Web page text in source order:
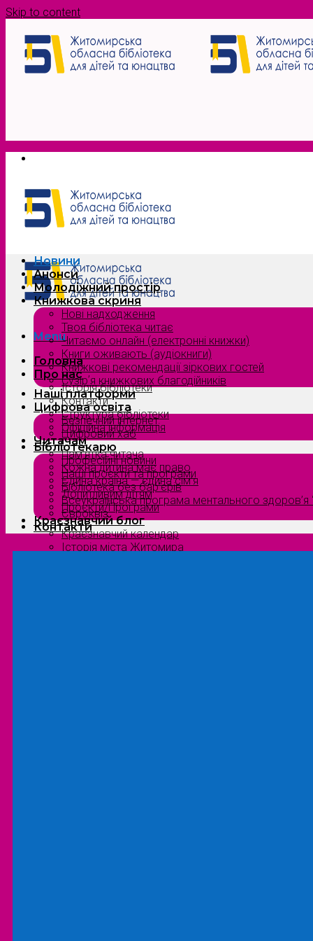
Skip to content
Menu
Головна
Про нас
Історія бібліотеки
Контакти
Структура бібліотеки
Офіційна інформація
Читачам
Пам’ятка читача
Кожна дитина має право
Єдина країна — єдина сім’я
Допитливим дітям
Проєкти/Програми
Краєзнавчий блог
Краєзнавчий календар
Історія міста Житомира
Новини
Анонси
Молодіжний простір
Книжкова скриня
Нові надходження
Твоя бібліотека читає
Читаємо онлайн (електронні книжки)
Книги оживають (аудіокниги)
Книжкові рекомендації зіркових гостей
Сузірʼя книжкових благодійників
Наші платформи
Цифрова освіта
Безпечний інтернет
Цифровий хаб
Бібліотекарю
Професійні новини
Наші проєкти та програми
Бібліотека без бар’єрів
Всеукраїнська програма ментального здоров’я
Євроквіз
Контакти